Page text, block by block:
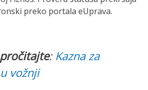
preko portala eUprava.
: Kazna za
vožnji